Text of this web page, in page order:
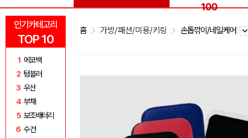
인기카테고리
TOP 10
1 에코백
2 텀블러
3 우산
4 부채
5 보조배터리
6 수건
100
홈 가방/패션/미용/키링 손톱깎이/네일케어